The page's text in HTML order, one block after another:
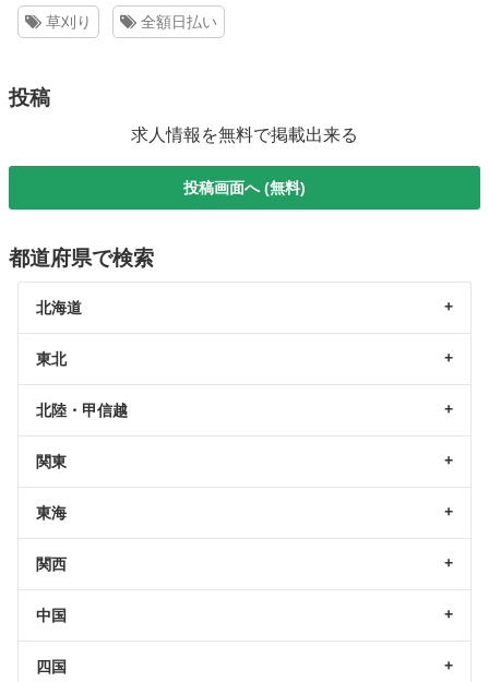
草刈り 全額日払い
投稿
求人情報を無料で掲載出来る
投稿画面へ (無料)
都道府県で検索
北海道
東北
北陸・甲信越
関東
東海
関西
中国
四国